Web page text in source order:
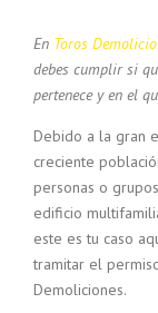
En Toros
debes cumplir si
pertenece y en el
Debido a la gran
creciente
personas o
edificio
este es tu caso
tramitar el
Demoliciones.